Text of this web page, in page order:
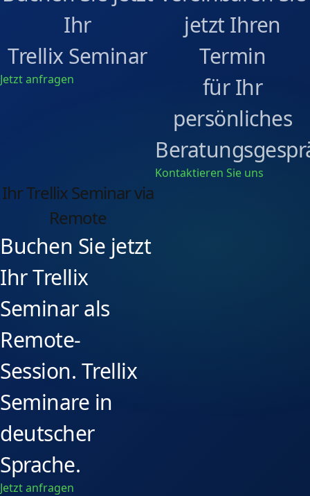
Ihr
Trellix Seminar
Jetzt anfragen
jetzt Ihren
Termin
für Ihr
persönliches
Kontaktieren Sie uns
Ihr Trellix Seminar via
Remote
Buchen Sie jetzt
Ihr Trellix
Seminar als
Remote-
Session. Trellix
Seminare in
deutscher
Sprache.
Jetzt anfragen